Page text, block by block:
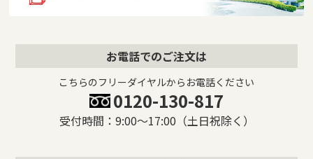
お電話でのご注文は
こちらのフリーダイヤルからお電話ください
0120-130-817
受付時間：9:00〜17:00（土日祝除く）